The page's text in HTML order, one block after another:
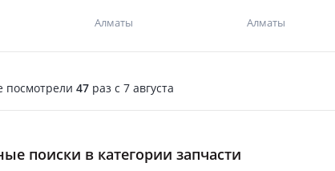
Алматы Алматы
посмотрели 47 раз c 7 августа
поиски в категории запчасти